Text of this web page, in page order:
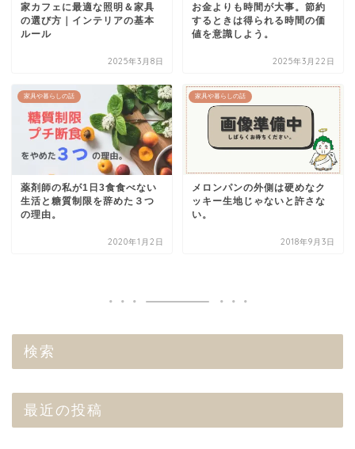
家カフェに最適な照明＆家具
の選び方｜インテリアの基本
ルール
2025年3月8日
お金よりも時間が大事。節約
するときは得られる時間の価
値を意識しよう。
2025年3月22日
家具や暮らしの話
薬剤師の私が1日3食食べない
生活と糖質制限を辞めた３つ
の理由。
2020年1月2日
家具や暮らしの話
メロンパンの外側は硬めなク
ッキー生地じゃないと許さな
い。
2018年9月3日
検索
最近の投稿